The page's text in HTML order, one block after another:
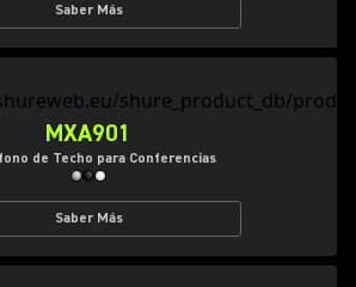
Saber Más
MXA901
de Techo para Conferencias
Saber Más